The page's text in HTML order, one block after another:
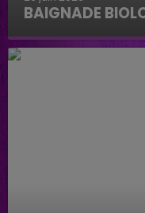
BAIGNADE
Baignade